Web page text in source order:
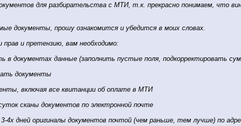
для разбирательства с МТИ, т.к. прекрасно понимаем, что
документы, прошу ознакомится и убедится в моих словах.
прав и претензию, вам необходимо:
в документах данные (заполнить пустые поля, подкорректировать
документы
включая все квитанции об оплате в МТИ
сканы документов по электронной почте
4х дней оригиналы документов почтой (чем раньше, тем лучше) по